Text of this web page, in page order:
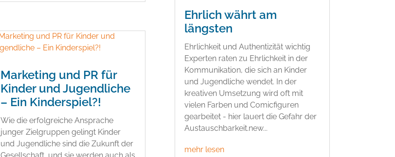
Marketing und PR für
Kinder und Jugendliche
– Ein Kinderspiel?!
Wie die erfolgreiche Ansprache
junger Zielgruppen gelingt Kinder
und Jugendliche sind die Zukunft der
Ehrlich währt am
längsten
Ehrlichkeit und Authentizität wichtig
Experten raten zu Ehrlichkeit in der
Kommunikation, die sich an Kinder
und Jugendliche wendet. In der
kreativen Umsetzung wird oft mit
vielen Farben und Comicfiguren
gearbeitet - hier lauert die Gefahr der
Austauschbarkeit.new...
mehr lesen